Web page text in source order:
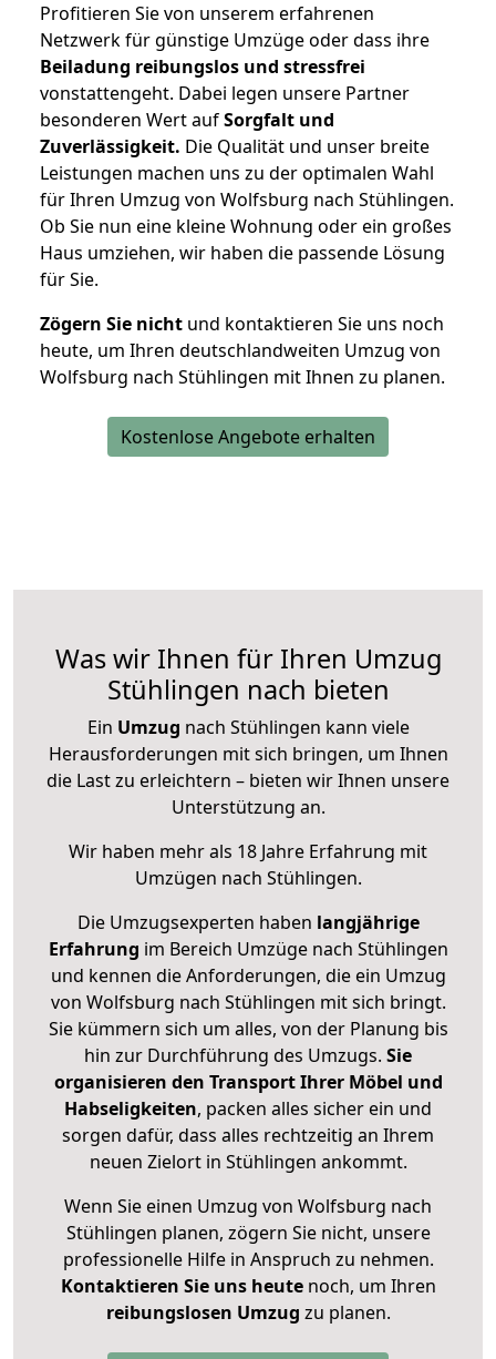
Profitieren Sie von unserem erfahrenen
Netzwerk für günstige Umzüge oder dass ihre
Beiladung reibungslos und stressfrei
vonstattengeht. Dabei legen unsere Partner
besonderen Wert aufSorgfalt und
Zuverlässigkeit. Die Qualität und unser breite
Leistungen machen uns zu der optimalen Wahl
für Ihren Umzug von Wolfsburg nach Stühlingen.
Ob Sie nun eine kleine Wohnung oder ein großes
Haus umziehen, wir haben die passende Lösung
für Sie.
Zögern Sie nicht und kontaktieren Sie uns noch
heute, um Ihren deutschlandweiten Umzug von
Wolfsburg nach Stühlingen mit Ihnen zu planen.
Kostenlose Angebote erhalten
Was wir Ihnen für Ihren Umzug
Stühlingen nach bieten
Ein Umzug nach Stühlingen kann viele
Herausforderungen mit sich bringen, um Ihnen
die Last zu erleichtern – bieten wir Ihnen unsere
Unterstützung an.
Wir haben mehr als 18 Jahre Erfahrung mit
Umzügen nach Stühlingen.
Die Umzugsexperten haben langjährige
Erfahrung im Bereich Umzüge nach Stühlingen
und kennen die Anforderungen, die ein Umzug
von Wolfsburg nach Stühlingen mit sich bringt.
Sie kümmern sich um alles, von der Planung bis
hin zur Durchführung des Umzugs. Sie
organisieren den Transport Ihrer Möbel und
Habseligkeiten, packen alles sicher ein und
sorgen dafür, dass alles rechtzeitig an Ihrem
neuen Zielort in Stühlingen ankommt.
Wenn Sie einen Umzug von Wolfsburg nach
Stühlingen planen, zögern Sie nicht, unsere
professionelle Hilfe in Anspruch zu nehmen.
Kontaktieren Sie uns heutenoch, um Ihren
reibungslosen Umzug zu planen.